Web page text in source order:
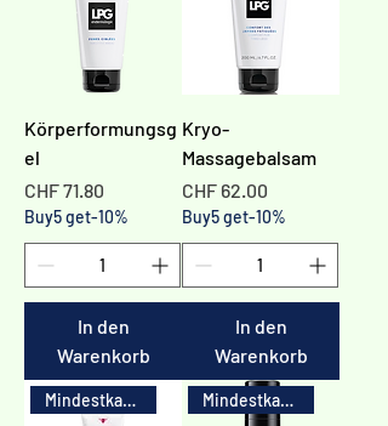
Körperformungsg
el
Preis
CHF 71.80
Buy5 get-10%
In den
Warenkorb
Kryo-
Massagebalsam
Preis
CHF 62.00
Buy5 get-10%
In den
Warenkorb
Mindestkauf 3x Mindestkauf 3x